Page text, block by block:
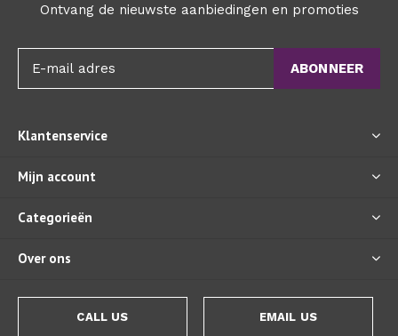
Ontvang de nieuwste aanbiedingen en promoties
ABONNEER
Klantenservice
Mijn account
Categorieën
Over ons
CALL US EMAIL US